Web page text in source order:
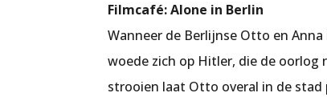
Filmcafé: Alone in Berlin
Wanneer de Berlijnse Otto en
woede zich op Hitler, die de
strooien laat Otto overal in de